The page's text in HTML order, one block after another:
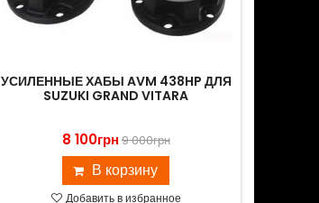
УСИЛЕННЫЕ ХАБЫ AVM 438HP ДЛЯ
SUZUKI GRAND VITARA
8 100грн9 000грн
В корзину
Добавить в избранное